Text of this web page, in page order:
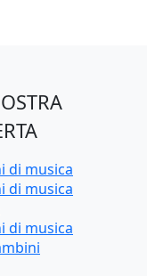
di musica
di musica
di musica